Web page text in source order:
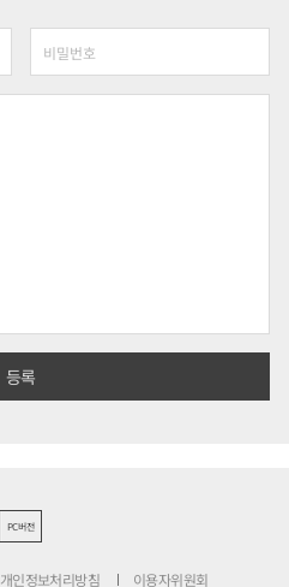
PC버전
개인정보처리방침 이용자위원회